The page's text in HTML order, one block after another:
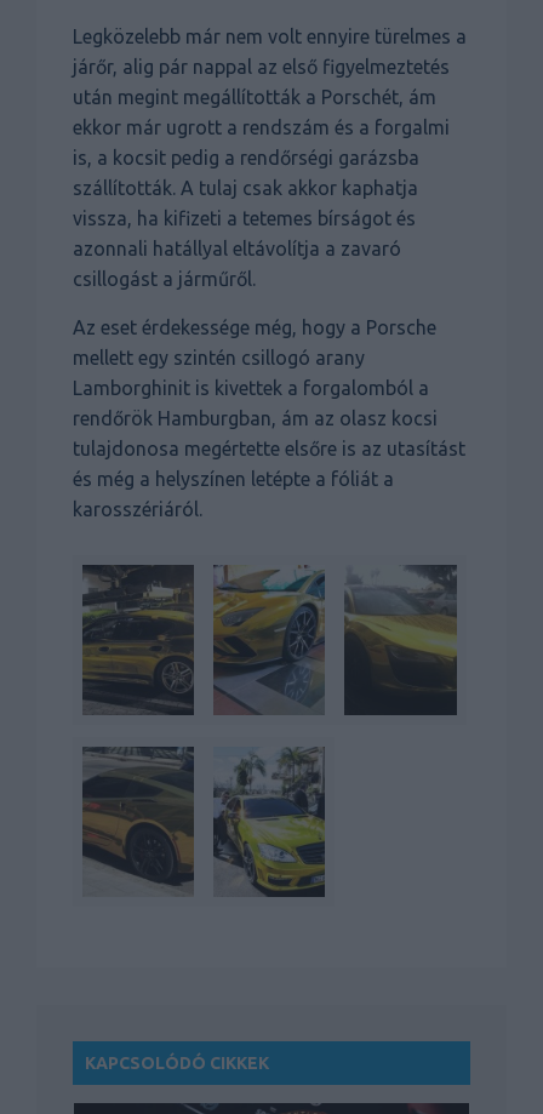
Legközelebb már nem volt ennyire türelmes a
járőr, alig pár nappal az első figyelmeztetés
után megint megállították a Porschét, ám
ekkor már ugrott a rendszám és a forgalmi
is, a kocsit pedig a rendőrségi garázsba
szállították. A tulaj csak akkor kaphatja
vissza, ha kifizeti a tetemes bírságot és
azonnali hatállyal eltávolítja a zavaró
csillogást a járműről.
Az eset érdekessége még, hogy a Porsche
mellett egy szintén csillogó arany
Lamborghinit is kivettek a forgalomból a
rendőrök Hamburgban, ám az olasz kocsi
tulajdonosa megértette elsőre is az utasítást
és még a helyszínen letépte a fóliát a
karosszériáról.
KAPCSOLÓDÓ CIKKEK